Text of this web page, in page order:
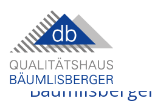
Qualitätshaus
Bäumlisberger